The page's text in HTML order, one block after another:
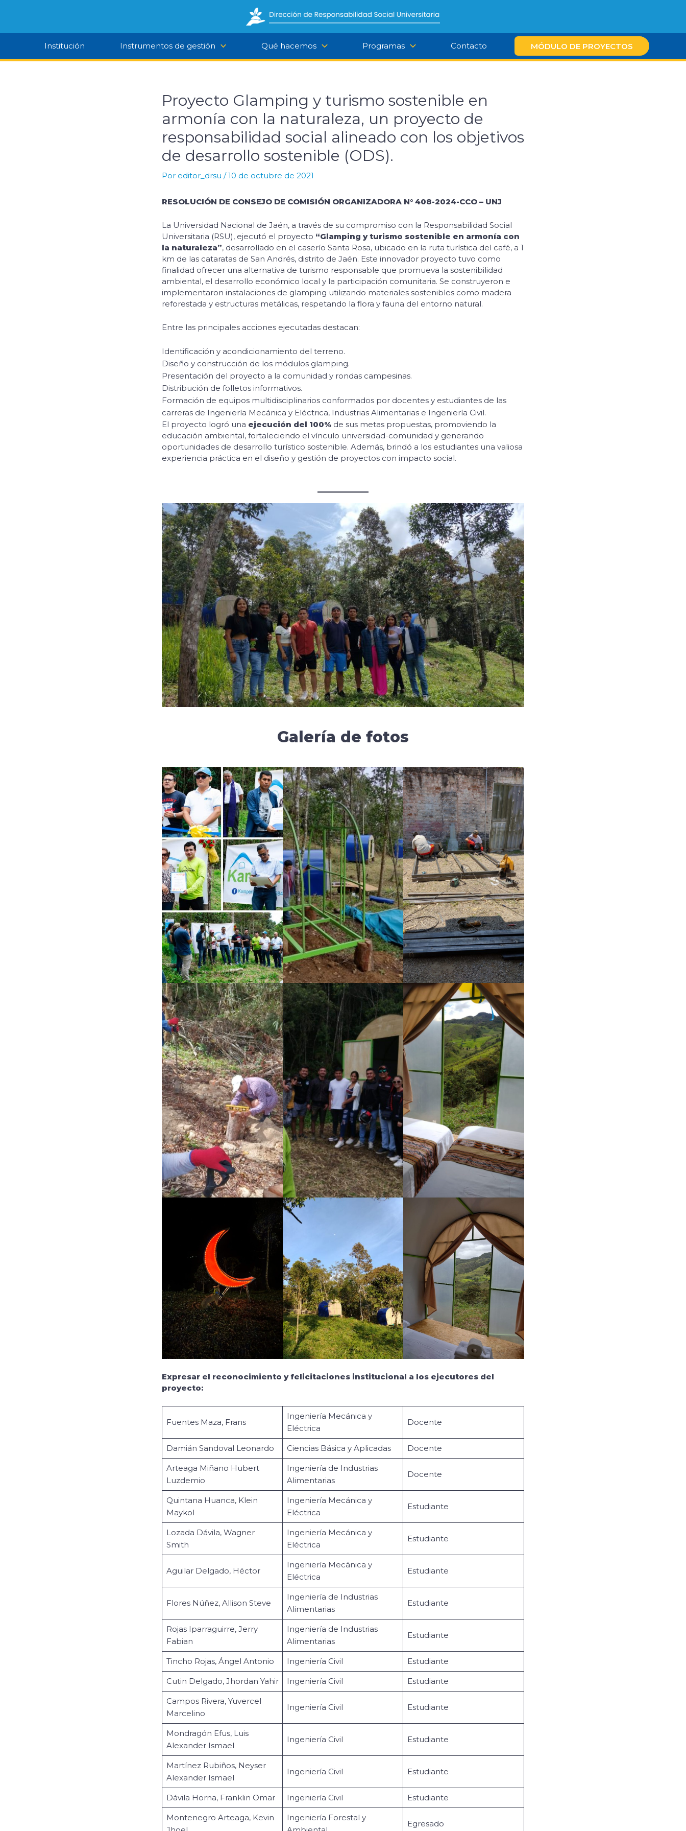
Institución
Instrumentos de gestión Qué hacemos Programas Contacto MÓDULO DE PROYECTOS
Proyecto Glamping y turismo sostenible en
armonía con la naturaleza, un proyecto de
responsabilidad social alineado con los objetivos
de desarrollo sostenible (ODS).
Por editor_drsu /10 de octubre de 2021
RESOLUCIÓN DE CONSEJO DE COMISIÓN ORGANIZADORA N° 408-2024-CCO – UNJ
La Universidad Nacional de Jaén, a través de su compromiso con la Responsabilidad Social
Universitaria (RSU), ejecutó el proyecto “Glamping y turismo sostenible en armonía con
la naturaleza”, desarrollado en el caserío Santa Rosa, ubicado en la ruta turística del café, a 1
km de las cataratas de San Andrés, distrito de Jaén. Este innovador proyecto tuvo como
finalidad ofrecer una alternativa de turismo responsable que promueva la sostenibilidad
ambiental, el desarrollo económico local y la participación comunitaria. Se construyeron e
implementaron instalaciones de glamping utilizando materiales sostenibles como madera
reforestada y estructuras metálicas, respetando la flora y fauna del entorno natural.
Entre las principales acciones ejecutadas destacan:
Identificación y acondicionamiento del terreno.
Diseño y construcción de los módulos glamping.
Presentación del proyecto a la comunidad y rondas campesinas.
Distribución de folletos informativos.
Formación de equipos multidisciplinarios conformados por docentes y estudiantes de las
carreras de Ingeniería Mecánica y Eléctrica, Industrias Alimentarias e Ingeniería Civil.
El proyecto logró una ejecución del 100% de sus metas propuestas, promoviendo la
educación ambiental, fortaleciendo el vínculo universidad-comunidad y generando
oportunidades de desarrollo turístico sostenible. Además, brindó a los estudiantes una valiosa
experiencia práctica en el diseño y gestión de proyectos con impacto social.
Galería de fotos
Expresar el reconocimiento y felicitaciones institucional a los ejecutores del
proyecto:
Fuentes Maza, Frans
Ingeniería Mecánica y
Eléctrica
Docente
Damián Sandoval Leonardo Ciencias Básica y Aplicadas Docente
Arteaga Miñano Hubert
Luzdemio
Ingeniería de Industrias
Alimentarias
Docente
Quintana Huanca, Klein
Maykol
Ingeniería Mecánica y
Eléctrica
Estudiante
Lozada Dávila, Wagner
Smith
Ingeniería Mecánica y
Eléctrica
Estudiante
Aguilar Delgado, Héctor
Ingeniería Mecánica y
Eléctrica
Estudiante
Flores Núñez, Allison Steve
Ingeniería de Industrias
Alimentarias
Estudiante
Rojas Iparraguirre, Jerry
Fabian
Ingeniería de Industrias
Alimentarias
Estudiante
Tincho Rojas, Ángel Antonio Ingeniería Civil Estudiante
Cutin Delgado, Jhordan Yahir Ingeniería Civil Estudiante
Campos Rivera, Yuvercel
Marcelino
Ingeniería Civil Estudiante
Mondragón Efus, Luis
Alexander Ismael
Ingeniería Civil Estudiante
Martínez Rubiños, Neyser
Alexander Ismael
Ingeniería Civil Estudiante
Dávila Horna, Franklin Omar Ingeniería Civil Estudiante
Montenegro Arteaga, Kevin
Ingeniería Forestal y
Egresado